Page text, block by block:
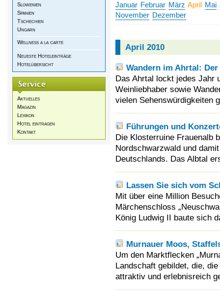
Slowenien
Spanien
Tschechien
Ungarn
Wellness a la carte
Neueste Hoteleinträge
Hotelübersicht
Aktuelles
Magazin
Lexikon
Hotel eintragen
Kontakt
Januar Februar März April Mai
November Dezember
April 2010
Wandern im Ahrtal:
Das Ahrtal lockt jedes Jahr
Weinliebhaber sowie
vielen Sehenswürdigkeiten
Führungen und
Die Klosterruine Frauenalb
Nordschwarzwald und
Deutschlands. Das Albtal
Lassen Sie sich vom
Mit über eine Million
Märchenschloss
König Ludwig II baute sich
Murnauer Moos,
Um den Marktflecken
Landschaft gebildet, die,
attraktiv und erlebnisreich